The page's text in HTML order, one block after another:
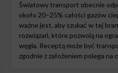
Światowy transport obecnie
około 20–25% całości gazów
ważne jest, aby szukać w tej
rozwiązań, które pozwolą na
węgla. Receptą może być
zgodnie z założeniem polega na